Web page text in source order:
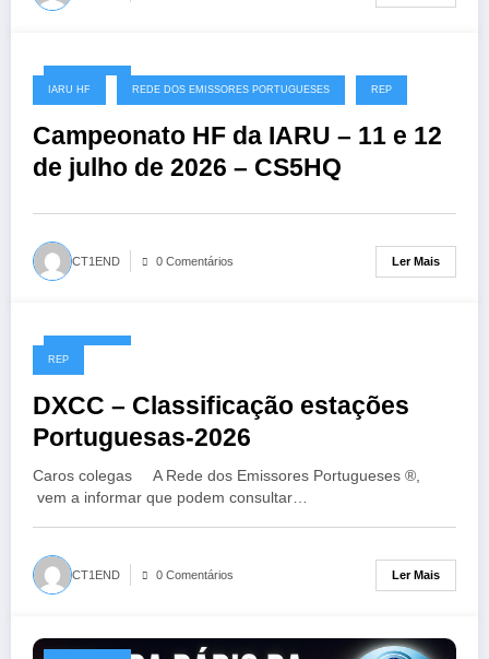
08/07/2026
IARU HF REDE DOS EMISSORES PORTUGUESES REP
Campeonato HF da IARU – 11 e 12
de julho de 2026 – CS5HQ
CT1END 0 Comentários Ler Mais
06/07/2026
REP
DXCC – Classificação estações
Portuguesas-2026
Caros colegas A Rede dos Emissores Portugueses ®,
vem a informar que podem consultar…
CT1END 0 Comentários Ler Mais